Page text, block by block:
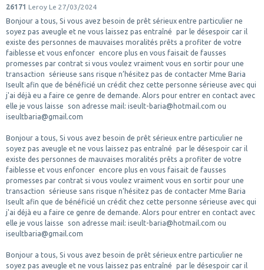
26171 Leroy Le 27/03/2024
Bonjour a tous, Si vous avez besoin de prêt sérieux entre particulier ne
soyez pas aveugle et ne vous laissez pas entraîné par le désespoir car il
existe des personnes de mauvaises moralités prêts a profiter de votre
faiblesse et vous enfoncer encore plus en vous faisait de fausses
promesses par contrat si vous voulez vraiment vous en sortir pour une
transaction sérieuse sans risque n’hésitez pas de contacter Mme Baria
Iseult afin que de bénéficié un crédit chez cette personne sérieuse avec qui
j'ai déjà eu a faire ce genre de demande. Alors pour entrer en contact avec
elle je vous laisse son adresse mail: iseult-baria@hotmail.com ou
iseultbaria@gmail.com
Bonjour a tous, Si vous avez besoin de prêt sérieux entre particulier ne
soyez pas aveugle et ne vous laissez pas entraîné par le désespoir car il
existe des personnes de mauvaises moralités prêts a profiter de votre
faiblesse et vous enfoncer encore plus en vous faisait de fausses
promesses par contrat si vous voulez vraiment vous en sortir pour une
transaction sérieuse sans risque n’hésitez pas de contacter Mme Baria
Iseult afin que de bénéficié un crédit chez cette personne sérieuse avec qui
j'ai déjà eu a faire ce genre de demande. Alors pour entrer en contact avec
elle je vous laisse son adresse mail: iseult-baria@hotmail.com ou
iseultbaria@gmail.com
Bonjour a tous, Si vous avez besoin de prêt sérieux entre particulier ne
soyez pas aveugle et ne vous laissez pas entraîné par le désespoir car il